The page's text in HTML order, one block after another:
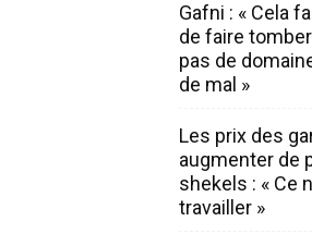
Gafni : « Cela
de faire tomber
pas de
de mal »
Les prix des
augmenter de
shekels : « Ce
travailler »